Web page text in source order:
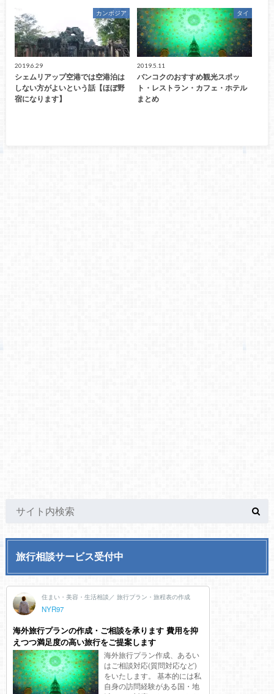
カンボジア
2019.6.29
シェムリアップ空港では空港泊は
しない方がよいという話【ほぼ野
宿になります】
タイ
2019.5.11
バンコクのおすすめ観光スポッ
ト・レストラン・カフェ・ホテル
まとめ
旅行相談サービス受付中